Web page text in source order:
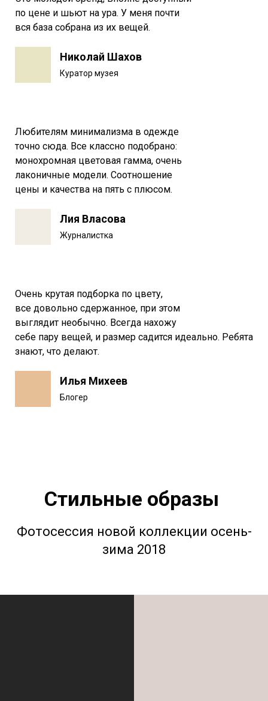
по цене и шьют на ура. У меня почти
вся база собрана из их вещей.
Николай Шахов
Куратор музея
Любителям минимализма в одежде
точно сюда. Все классно подобрано:
монохромная цветовая гамма, очень
лаконичные модели. Соотношение
цены и качества на пять с плюсом.
Лия Власова
Журналистка
Очень крутая подборка по цвету,
все довольно сдержанное, при этом
выглядит необычно. Всегда нахожу
себе пару вещей, и размер садится идеально. Ребята
знают, что делают.
Илья Михеев
Блогер
Стильные образы
Фотосессия новой коллекции осень-
зима 2018